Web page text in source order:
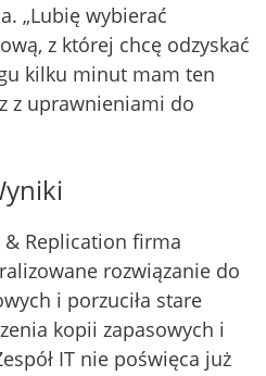
„Lubię wybierać
z której chcę odzyskać
kilku minut mam ten
z uprawnieniami do
& Replication firma
rozwiązanie do
i porzuciła stare
kopii zapasowych i
IT nie poświęca już